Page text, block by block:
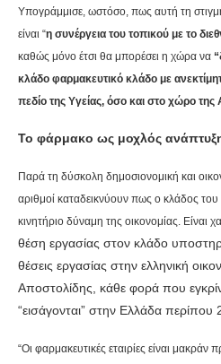
Υπογράμμισε, ωστόσο, πως αυτή τη
είναι “η συνέργεια του τοπικού με το
καθώς μόνο έτσι θα μπορέσει η χώρα να
κλάδο φαρμακευτικό κλάδο με
πεδίο της Υγείας, όσο και στο χώρο της
Το φάρμακο ως μοχλός
Παρά τη δύσκολη δημοσιονομική και
αριθμοί καταδεικνύουν πως ο κλάδος του
κινητήριο δύναμη της οικονομίας. Είναι
θέση εργασίας στον κλάδο
θέσεις εργασίας στην ελληνική
Αποστολίδης, κάθε φορά που
“εισάγονται” στην Ελλάδα
“Οι φαρμακευτικές εταιρίες είναι